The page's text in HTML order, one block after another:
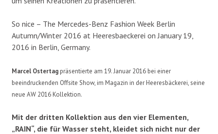
So nice – The Mercedes-Benz Fashion Week Berlin
Autumn/Winter 2016 at Heeresbaeckerei on January 19,
2016 in Berlin, Germany.
Marcel Ostertag präsentierte am 19. Januar 2016 bei einer
beeindruckenden Offsite Show, im Magazin in der Heeresbäckerei, seine
neue AW 2016 Kollektion.
Mit der dritten Kollektion aus den vier Elementen,
„RAIN“, die für Wasser steht, kleidet sich nicht nur der